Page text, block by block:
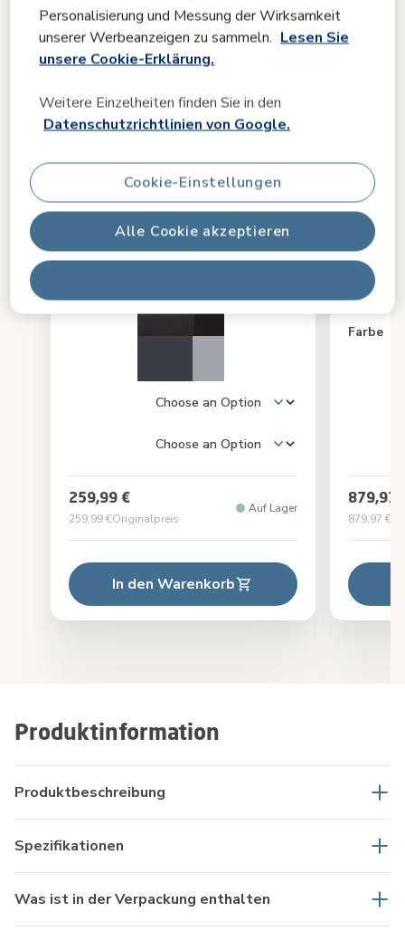
Personalisierung und Messung der Wirksamkeit
unserer Werbeanzeigen zu sammeln. Lesen Sie
unsere Cookie-Erklärung.
Weitere Einzelheiten finden Sie in den
Datenschutzrichtlinien von Google.
Alle Cookie akzeptieren
Cookie-Einstellungen
Produktinformation
Produktbeschreibung
Spezifikationen
Was ist in der Verpackung enthalten
Pebble 360 Pro²
259,99 €
259,99 €Originalpreis
Auf Lager
In den Warenkorb
Farbe
879,97
879,97 €